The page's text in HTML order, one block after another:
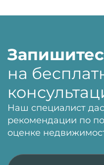
на
Наш специалист
рекомендации по
оценке